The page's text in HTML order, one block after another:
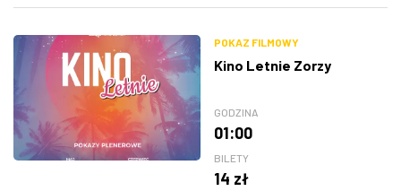
POKAZ FILMOWY
Kino Letnie Zorzy
GODZINA
01:00
BILETY
14 zł